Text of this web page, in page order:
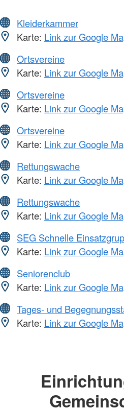
Kleiderkammer
Karte: Link zur Google
Ortsvereine
Karte: Link zur Google
Ortsvereine
Karte: Link zur Google
Ortsvereine
Karte: Link zur Google
Rettungswache
Karte: Link zur Google
Rettungswache
Karte: Link zur Google
SEG Schnelle
Karte: Link zur Google
Seniorenclub
Karte: Link zur Google
Tages- und
Karte: Link zur Google